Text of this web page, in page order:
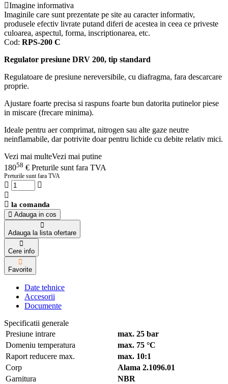
Imagine informativa
Imaginile care sunt prezentate pe site au caracter informativ,
produsele efectiv livrate putand diferi de acestea in ceea ce priveste
culoarea, aspectul, forma, inscriptionarea, etc.
Cod: RPS-200 C
Regulator presiune DRV 200, tip standard
Regulatoare de presiune nereversibile, cu diafragma, fara descarcare
proprie.
Ajustare foarte precisa si raspuns foarte bun datorita putinelor piese
in miscare (frecare minima).
Ideale pentru aer comprimat, nitrogen sau alte gaze neutre
neinflamabile, dar potrivite doar pentru lichide cu debite relativ mici.
Vezi mai multeVezi mai putine
18058 € Preturile sunt fara TVA
Preturile sunt fara TVA
la comanda
Adauga in cos
Adauga la lista ofertare
Cere info
Favorite
Date tehnice
Accesorii
Documente
Specificatii generale
Presiune intrare
max. 25 bar
Domeniu temperatura
max. 75 °C
Raport reducere max.
max. 10:1
Corp
Alama 2.1096.01
Garnitura
NBR